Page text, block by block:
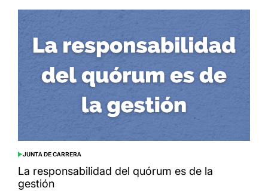
POSTED
IN
JUNTA DE CARRERA
La responsabilidad del quórum es de la
gestión